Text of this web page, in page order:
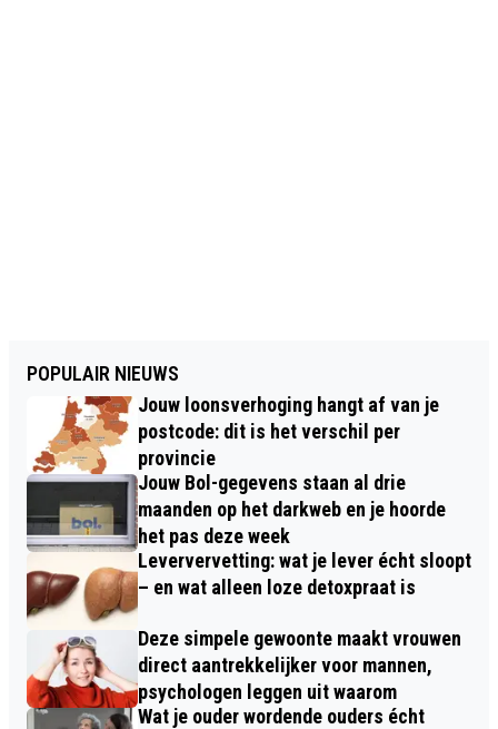
POPULAIR NIEUWS
Jouw loonsverhoging hangt af van je
postcode: dit is het verschil per
provincie
Jouw Bol-gegevens staan al drie
maanden op het darkweb en je hoorde
het pas deze week
Leververvetting: wat je lever écht sloopt
– en wat alleen loze detoxpraat is
Deze simpele gewoonte maakt vrouwen
direct aantrekkelijker voor mannen,
psychologen leggen uit waarom
Wat je ouder wordende ouders écht